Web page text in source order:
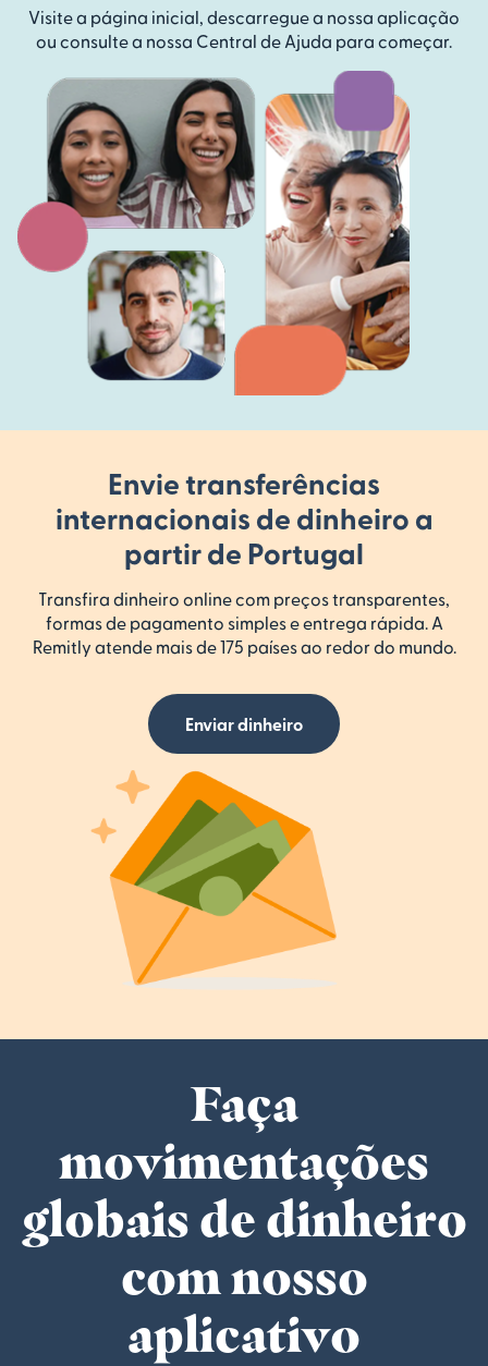
Visite a página inicial, descarregue a nossa aplicação
ou consulte a nossa Central de Ajuda para começar.
Envie transferências
internacionais de dinheiro a
partir de Portugal
Transfira dinheiro online com preços transparentes,
formas de pagamento simples e entrega rápida. A
Remitly atende mais de 175 países ao redor do mundo.
Enviar dinheiro
Faça
movimentações
globais de dinheiro
com nosso
aplicativo